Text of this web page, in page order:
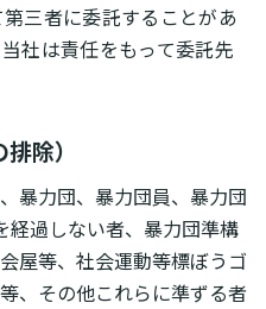
三者に委託することがあ
社は責任をもって委託先
除）
暴力団、暴力団員、暴力団
経過しない者、暴力団準構
屋等、社会運動等標ぼうゴ
、その他これらに準ずる者